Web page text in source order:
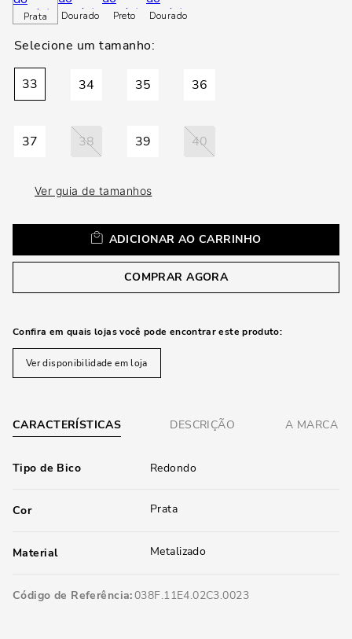
Prata Dourado Preto Dourado
33 34 35 36
37 38 39 40
Ver guia de tamanhos
ADICIONAR AO CARRINHO
COMPRAR AGORA
Confira em quais lojas você pode encontrar este produto:
Ver disponibilidade em loja
CARACTERÍSTICAS DESCRIÇÃO A MARCA
Tipo de Bico Redondo
Cor Prata
Material Metalizado
Código de Referência 038F.11E4.02C3.0023